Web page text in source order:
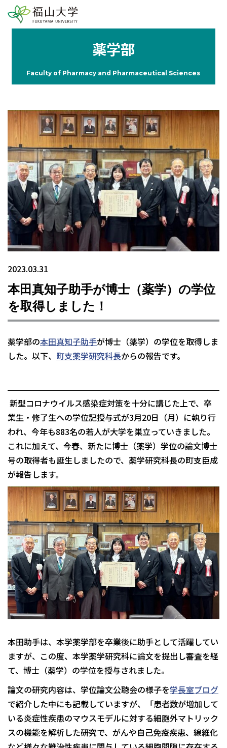
薬学部
Faculty of Pharmacy and Pharmaceutical Sciences
2023.03.31
本田真知子助手が博士（薬学）の学位
を取得しました！
薬学部の本田真知子助手が博士（薬学）の学位を取得しま
した。以下、 町支薬学研究科長からの報告です。
新型コロナウイルス感染症対策を十分に講じた上で、卒
業生・修了生への学位記授与式が3月20日（月）に執り行
われ、今年も883名の若人が大学を巣立っていきました。
これに加えて、今春、新たに博士（薬学）学位の論文博士
号の取得者も誕生しましたので、薬学研究科長の町支臣成
が報告します。
本田助手は、本学薬学部を卒業後に助手として活躍してい
ますが、この度、本学薬学研究科に論文を提出し審査を経
て、博士（薬学）の学位を授与されました。
論文の研究内容は、学位論文公聴会の様子を学長室ブログ
で紹介した中にも記載していますが、「患者数が増加して
いる炎症性疾患のマウスモデルに対する細胞外マトリック
スの機能を解析した研究で、がんや自己免疫疾患、線維化